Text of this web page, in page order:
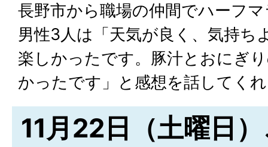
長野市から職場の仲間でハーフ
男性3人は「天気が良く、気持ち
楽しかったです。豚汁とおにぎ
かったです」と感想を話してく
11月22日（土曜日